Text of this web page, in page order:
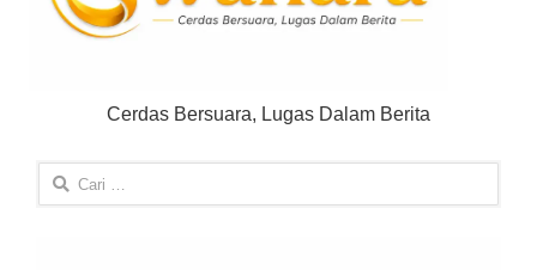
Cerdas Bersuara, Lugas Dalam Berita
Cari